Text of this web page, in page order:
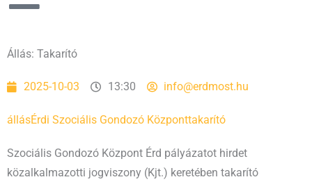
Állás: Takarító
2025-10-03 13:30 info@erdmost.hu
állásÉrdi Szociális Gondozó Központtakarító
Szociális Gondozó Központ Érd pályázatot hirdet
közalkalmazotti jogviszony (Kjt.) keretében takarító